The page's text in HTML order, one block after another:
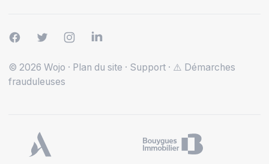
© 2026 Wojo · Plan du site · Support · ⚠️ Démarches
frauduleuses